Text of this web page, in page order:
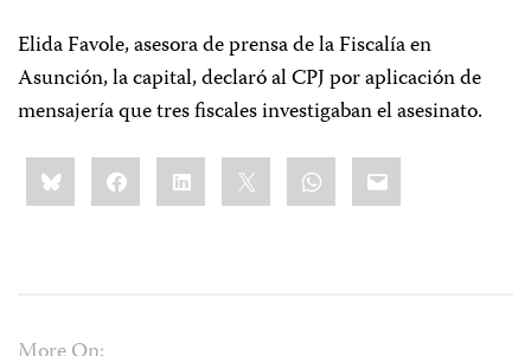
Elida Favole, asesora de prensa de la Fiscalía en
Asunción, la capital, declaró al CPJ por aplicación de
mensajería que tres fiscales investigaban el asesinato.
Share
this:BlueskyFacebookLinkedIn WhatsApp
Email